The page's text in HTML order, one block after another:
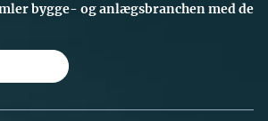
bygge- og anlægsbranchen med de